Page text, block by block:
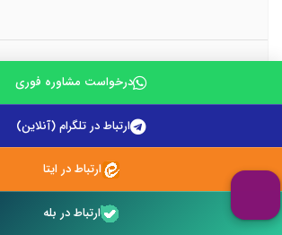
سهند مهدی پور
در صورتی که قرارداد اجاره به مکان
های مسکونی یا مکان های تجاری
فاقد حق سر قفلی مربوط باشد، شورای
حل اختلاف محل وقوع ملک مرجع
صالح خواهد بود. این در حالی است
که اگر اجاره به مکان های تجاری
درخواست مشاوره فوری
ارتباط در تلگرام (آنلاین)
ارتباط در ایتا
ارتباط در بله